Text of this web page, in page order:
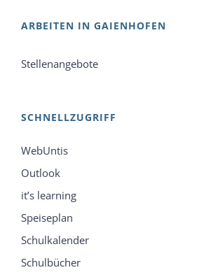
ARBEITEN IN GAIENHOFEN
Stellenangebote
SCHNELLZUGRIFF
WebUntis
Outlook
it’s learning
Speiseplan
Schulkalender
Schulbücher